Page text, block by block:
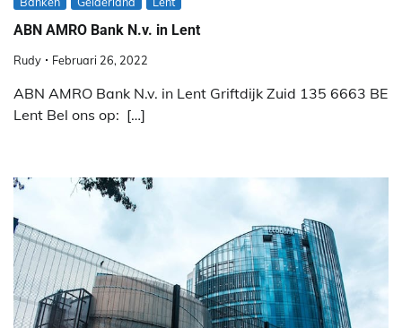
ABN AMRO Bank N.v. in Lent
Rudy Februari 26, 2022
ABN AMRO Bank N.v. in Lent Griftdijk Zuid 135 6663 BE
Lent Bel ons op: […]